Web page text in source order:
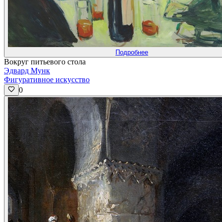
Подробнее
Вокруг питьевого стола
Эдвард Мунк
Фигуративное искусство
0